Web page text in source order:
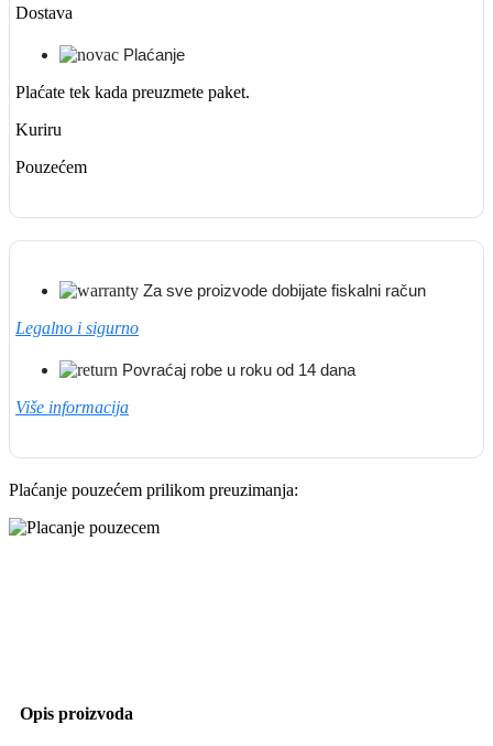
Dostava
Plaćanje
Plaćate tek kada preuzmete paket.
Kuriru
Pouzećem
Za sve proizvode dobijate fiskalni račun
Legalno i sigurno
Povraćaj robe u roku od 14 dana
Više informacija
Plaćanje pouzećem prilikom preuzimanja:
Opis proizvoda